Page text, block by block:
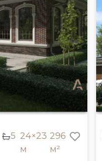
5 24×23
м
296
м²